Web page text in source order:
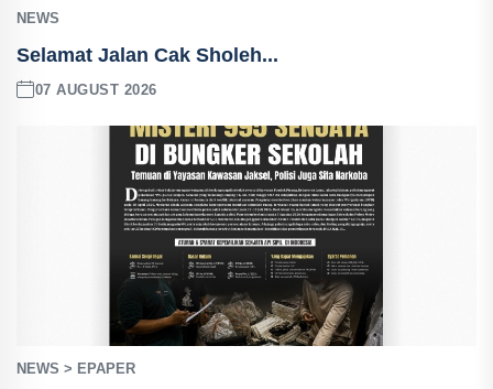
NEWS
Selamat Jalan Cak Sholeh...
07 AUGUST 2026
NEWS > EPAPER